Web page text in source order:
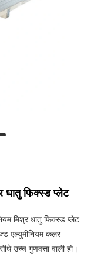
धातु फिक्स्ड प्लेट
मिश्र धातु फिक्स्ड प्लेट
एल्युमीनियम कलर
उच्च गुणवत्ता वाली हो।